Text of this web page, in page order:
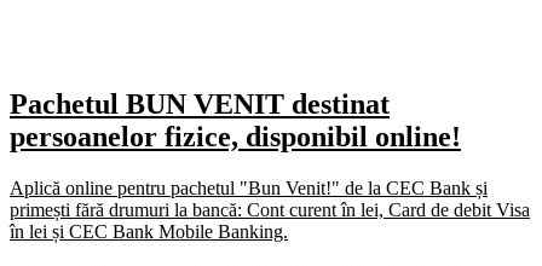
Pachetul BUN VENIT destinat
persoanelor fizice, disponibil online!
Aplică online pentru pachetul "Bun Venit!" de la CEC Bank și
primești fără drumuri la bancă: Cont curent în lei, Card de debit Visa
în lei și CEC Bank Mobile Banking.​